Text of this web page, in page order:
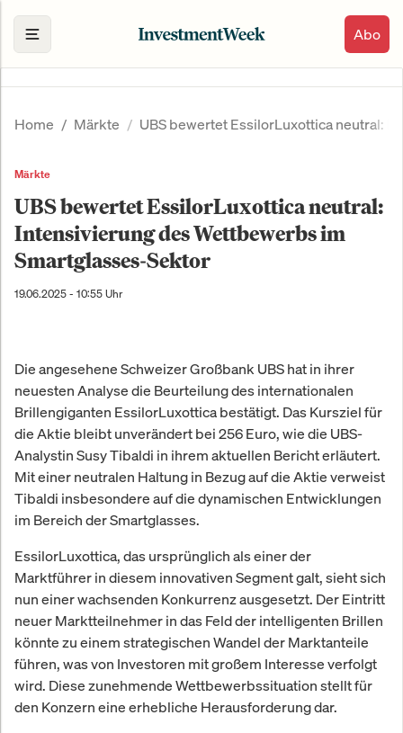
Abo
Home Märkte UBS bewertet EssilorLuxottica neutral:
Märkte
UBS bewertet EssilorLuxottica neutral:
Intensivierung des Wettbewerbs im
Smartglasses-Sektor
19.06.2025 - 10:55 Uhr
Die angesehene Schweizer Großbank UBS hat in ihrer
neuesten Analyse die Beurteilung des internationalen
Brillengiganten EssilorLuxottica bestätigt. Das Kursziel für
die Aktie bleibt unverändert bei 256 Euro, wie die UBS-
Analystin Susy Tibaldi in ihrem aktuellen Bericht erläutert.
Mit einer neutralen Haltung in Bezug auf die Aktie verweist
Tibaldi insbesondere auf die dynamischen Entwicklungen
im Bereich der Smartglasses.
EssilorLuxottica, das ursprünglich als einer der
Marktführer in diesem innovativen Segment galt, sieht sich
nun einer wachsenden Konkurrenz ausgesetzt. Der Eintritt
neuer Marktteilnehmer in das Feld der intelligenten Brillen
könnte zu einem strategischen Wandel der Marktanteile
führen, was von Investoren mit großem Interesse verfolgt
wird. Diese zunehmende Wettbewerbssituation stellt für
den Konzern eine erhebliche Herausforderung dar.